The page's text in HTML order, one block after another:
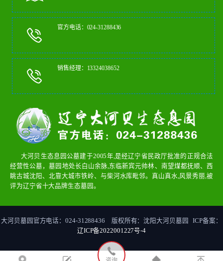
官方电话：024-31288436
销售经理：13324038652
大河贝生态息园公墓建于2005年,是经辽宁省民政厅批准的正规合法
经营性公墓，墓园地处长白山余脉,东临新宾元帅林、南望煤都抚顺、西
眺古城沈阳、北靠大城市铁岭、与柴河水库毗邻。真山真水,风景秀丽,被
评为辽宁省十大品牌生态墓园。
大河贝墓园官方电话：024-31288436 版权所有：沈阳大河贝墓园 ICP备案：
辽ICP备2022001227号-4